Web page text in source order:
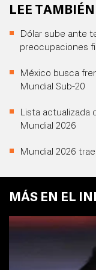
LEE TAMBIÉN
Dólar sube ante
preocupaciones
México busca
Mundial Sub-20
Lista actualizada
Mundial 2026
Mundial 2026
MÁS EN EL